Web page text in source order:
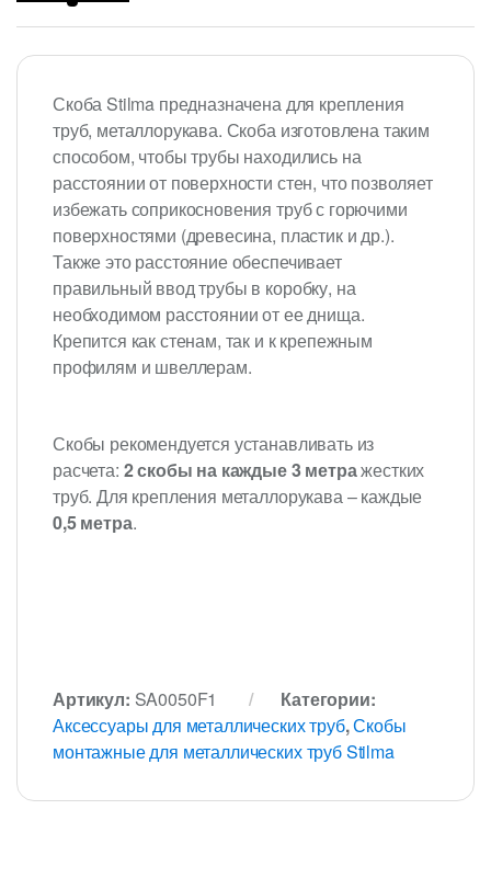
Скоба Stilma предназначена для крепления
труб, металлорукава. Скоба изготовлена таким
способом, чтобы трубы находились на
расстоянии от поверхности стен, что позволяет
избежать соприкосновения труб с горючими
поверхностями (древесина, пластик и др.).
Также это расстояние обеспечивает
правильный ввод трубы в коробку, на
необходимом расстоянии от ее днища.
Крепится как стенам, так и к крепежным
профилям и швеллерам.
Скобы рекомендуется устанавливать из
расчета: 2 скобы на каждые 3 метражестких
труб. Для крепления металлорукава – каждые
0,5 метра.
Артикул: SA0050F1
Категории:
Аксессуары для металлических труб,Скобы
монтажные для металлических труб Stilma